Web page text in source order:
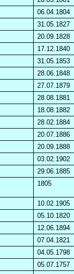
06.04.1804
31.05.1827
20.09.1828
17.12.1840
31.05.1853
28.06.1848
27.07.1879
28.08.1881
18.08.1882
28.02.1884
20.07.1886
20.09.1888
03.02.1902
29.06.1885
1805
10.02.1905
05.10.1820
12.06.1894
07.04.1821
04.05.1798
05.07.1757